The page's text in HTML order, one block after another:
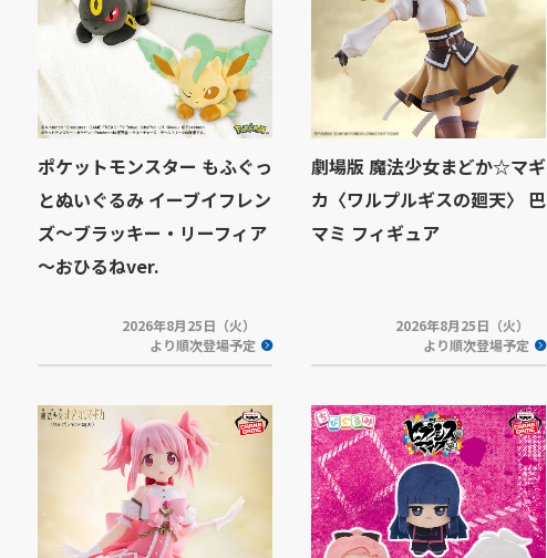
ポケットモンスター もふぐっ
とぬいぐるみ イーブイフレン
ズ～ブラッキー・リーフィア
～おひるねver.
2026年8月25日（火）
より順次登場予定
劇場版 魔法少女まどか☆マギ
カ〈ワルプルギスの廻天〉 巴
マミ フィギュア
2026年8月25日（火）
より順次登場予定